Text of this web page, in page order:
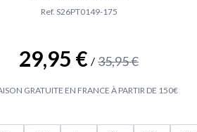
Ref. S26PT0149-175
29,95 € / 35,95 €
GRATUITE EN FRANCE À PARTIR DE 150€